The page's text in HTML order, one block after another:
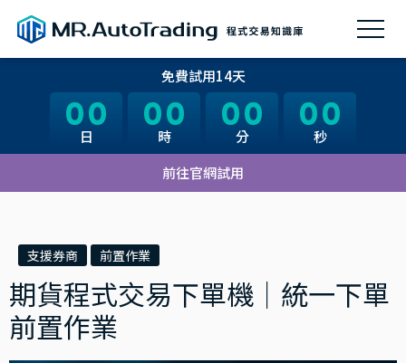
00
日 00
時 00
分 00
秒
前往官網試用
免費試用14天
00
日 00
時 00
分 00
秒
支援券商 前置作業
期貨程式交易下單機｜統一下單
前置作業